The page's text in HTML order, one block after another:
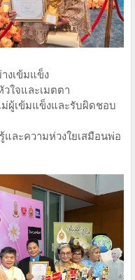
งเข้มแข็ง
ใจและเมตตา
ม่ผู้เข้มแข็งและรับผิดชอบ
ละความห่วงใยเสมือนพ่อ